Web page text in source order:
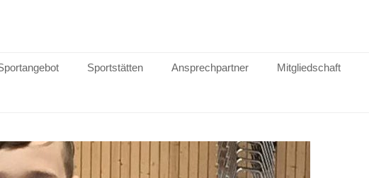
Sportstätten Ansprechpartner Mitgliedschaft